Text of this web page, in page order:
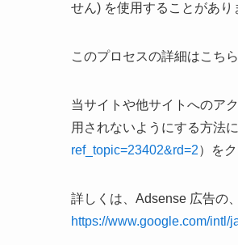
せん) を使用することがあり
このプロセスの詳細はこち
当サイトや他サイトへのア
用されないようにする方法
ref_topic=23402&rd=2）を
詳しくは、Adsense 広告の
https://www.google.com/intl/